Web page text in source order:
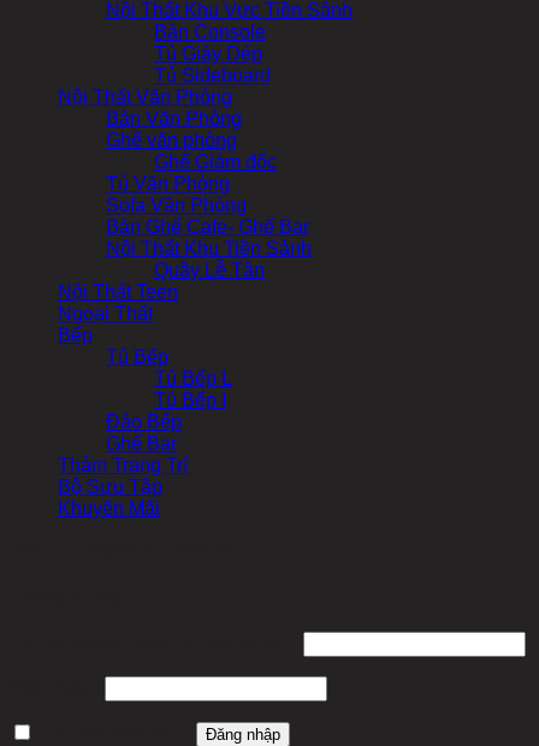
Nội Thất Khu Vực Tiền Sảnh
Bàn Console
Tủ Giày Dép
Tủ Sideboard
Nội Thất Văn Phòng
Bàn Văn Phòng
Ghế văn phòng
Ghế Giám đốc
Tủ Văn Phòng
Sofa Văn Phòng
Bàn Ghế Cafe- Ghế Bar
Nội Thất Khu Tiền Sảnh
Quầy Lễ Tân
Nội Thất Teen
Ngoại Thất
Bếp
Tủ Bếp
Tủ Bếp L
Tủ Bếp I
Đảo Bếp
Ghế Bar
Thảm Trang Trí
Bộ Sưu Tập
Khuyến Mãi
buộc
buộc
Đăng nhập